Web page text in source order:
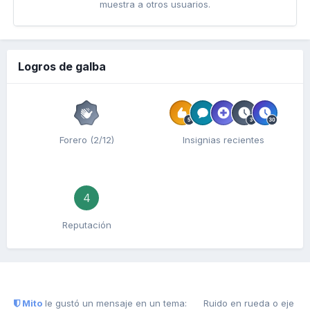
muestra a otros usuarios.
Logros de galba
Forero (2/12) Insignias recientes
4
Reputación
Mito le gustó un mensaje en un tema:
Ruido en rueda o eje